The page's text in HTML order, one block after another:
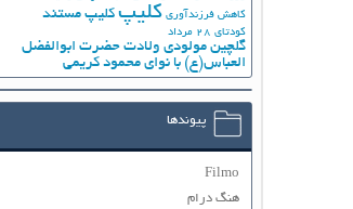
کاهش فرزندآوری کلیپ کلیپ مستند
کودتای 28 مرداد
گلچین مولودی ولادت حضرت ابوالفضل
العباس(ع) با نوای محمود کریمی
پیوندها
Filmo
هنگ درام